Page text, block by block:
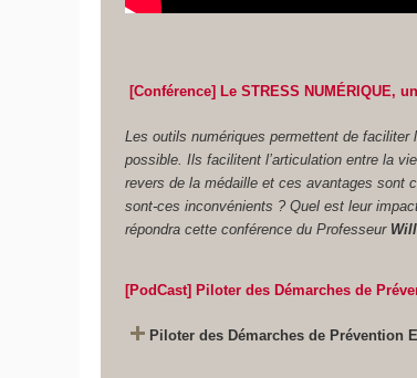
[Conférence] Le STRESS NUMÉRIQUE,
Les outils numériques permettent de
possible. Ils facilitent l’articulation entre la
revers de la médaille et ces avantages sont
sont-ces inconvénients ? Quel est leur
répondra cette conférence du Professeur
[PodCast] Piloter des Démarches de
Piloter des Démarches de Prévention